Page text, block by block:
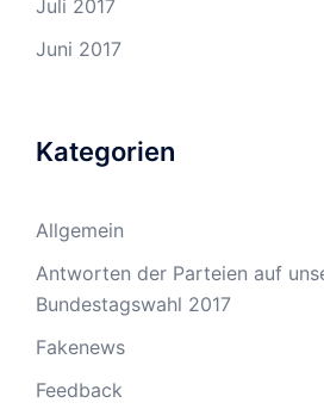
Juli 2017
Juni 2017
Kategorien
Allgemein
Antworten der Parteien auf
Bundestagswahl 2017
Fakenews
Feedback